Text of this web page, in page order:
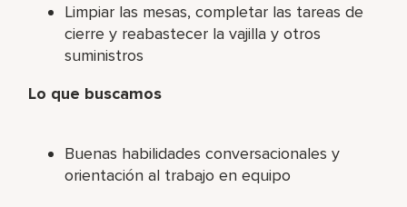
Limpiar las mesas, completar las tareas de
cierre y reabastecer la vajilla y otros
suministros
Lo que buscamos
Buenas habilidades conversacionales y
orientación al trabajo en equipo